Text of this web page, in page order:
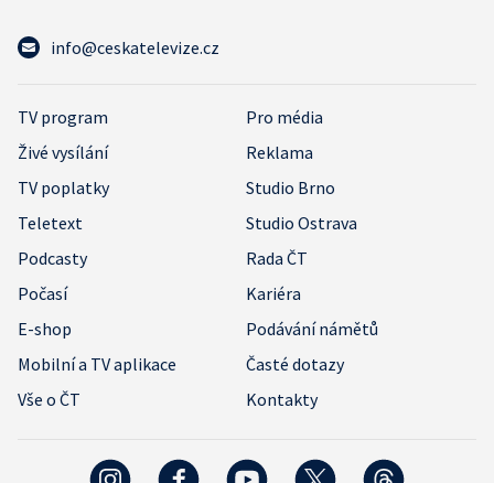
info@ceskatelevize.cz
TV program
Pro média
Živé vysílání
Reklama
TV poplatky
Studio Brno
Teletext
Studio Ostrava
Podcasty
Rada ČT
Počasí
Kariéra
E-shop
Podávání námětů
Mobilní a TV aplikace
Časté dotazy
Vše o ČT
Kontakty